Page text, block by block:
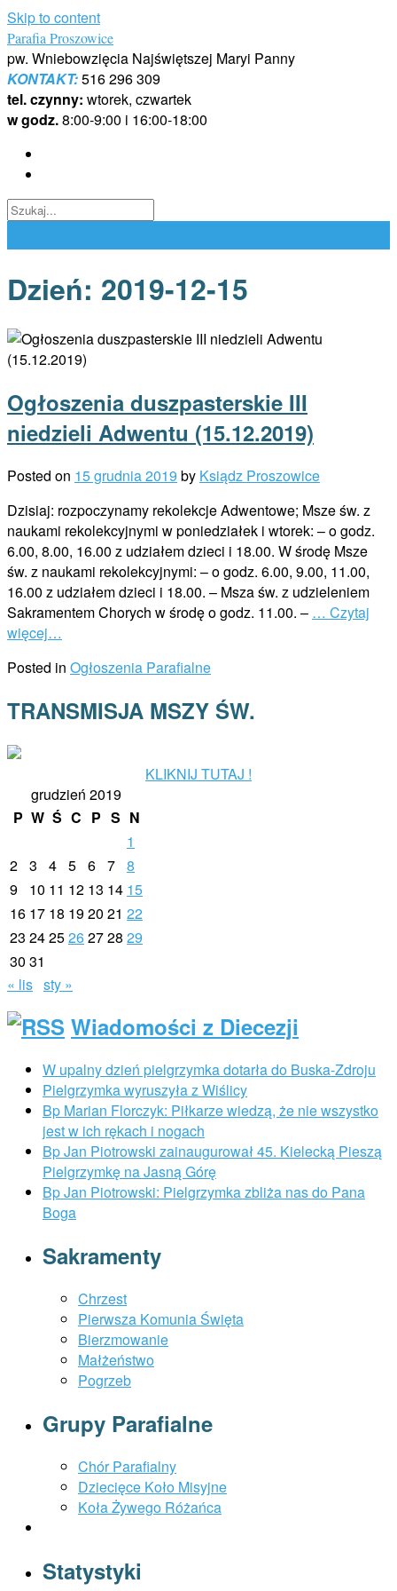
Skip to content
Parafia Proszowice
pw. Wniebowzięcia Najświętszej Maryi Panny
KONTAKT:516 296 309
tel. czynny: wtorek, czwartek
w godz.8:00-9:00 i 16:00-18:00
Dzień: 2019-12-15
Ogłoszenia duszpasterskie III
niedzieli Adwentu (15.12.2019)
Posted on 15 grudnia 2019 by Ksiądz Proszowice
Dzisiaj: rozpoczynamy rekolekcje Adwentowe; Msze św. z
naukami rekolekcyjnymi w poniedziałek i wtorek: – o godz.
6.00, 8.00, 16.00 z udziałem dzieci i 18.00. W środę Msze
św. z naukami rekolekcyjnymi: – o godz. 6.00, 9.00, 11.00,
16.00 z udziałem dzieci i 18.00. – Msza św. z udzieleniem
Sakramentem Chorych w środę o godz. 11.00. – … Czytaj
więcej…
Posted in Ogłoszenia Parafialne
TRANSMISJA MSZY ŚW.
KLIKNIJ TUTAJ !
grudzień 2019
P W Ś C P S N
1
2 3 4 5 6 7 8
9
10 11 12 13 14 15
16 17 18 1920 21 22
23 2425262728 29
30 31
« lis sty »
Wiadomości z Diecezji
W upalny dzień pielgrzymka dotarła do Buska-Zdroju
Pielgrzymka wyruszyła z Wiślicy
Bp Marian Florczyk: Piłkarze wiedzą, że nie wszystko
jest w ich rękach i nogach
Bp Jan Piotrowski zainaugurował 45. Kielecką Pieszą
Pielgrzymkę na Jasną Górę
Bp Jan Piotrowski: Pielgrzymka zbliża nas do Pana
Boga
Sakramenty
Chrzest
Pierwsza Komunia Święta
Bierzmowanie
Małżeństwo
Pogrzeb
Grupy Parafialne
Chór Parafialny
Dziecięce Koło Misyjne
Koła Żywego Różańca
Statystyki